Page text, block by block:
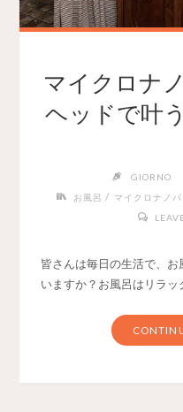
マイクロナ
ヘッドで叶
GIORNO
お風呂 / マイクロナノ
皆さんは毎日の生活で、
いますか？お風呂はリラ